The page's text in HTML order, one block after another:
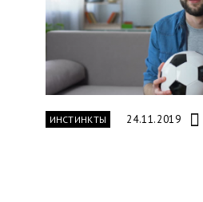
ИНСТИНКТЫ 24.11.2019